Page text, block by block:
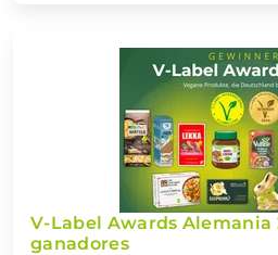
V-Label Awards Alemania
ganadores